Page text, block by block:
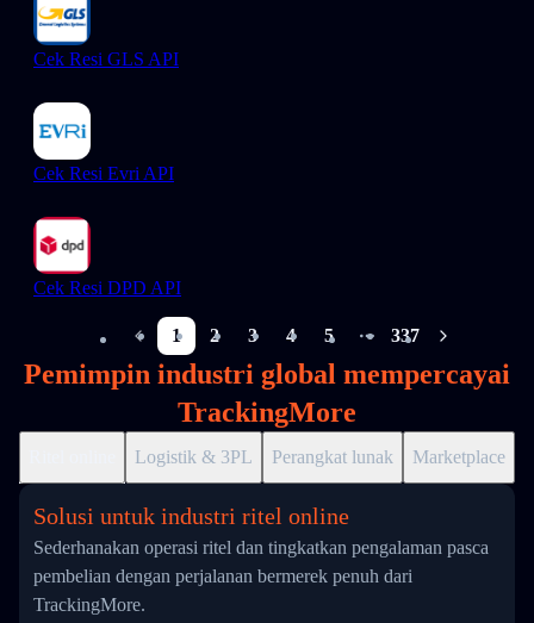
Cek Resi GLS API
Cek Resi Evri API
Cek Resi DPD API
1 2 3 4 5
More pages
337
Pemimpin industri global mempercayai
TrackingMore
Logistik & 3PL Perangkat lunak Marketplace
Solusi untuk industri ritel online
Sederhanakan operasi ritel dan tingkatkan pengalaman pasca
pembelian dengan perjalanan bermerek penuh dari
TrackingMore.